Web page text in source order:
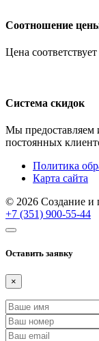
Соотношение
Цена
Система скидок
Мы предоставляем
постоянных
Политика
Карта сайта
© 2026 Создание и
+7 (351) 900-55-44
Оставить заявку
×